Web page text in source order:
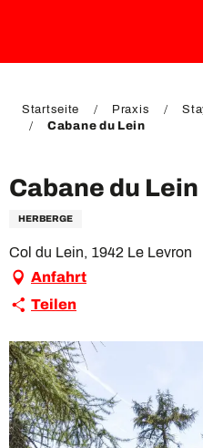
EN
Startseite Praxis
Cabane du Lein
Cabane du Lein
HERBERGE
Col du Lein, 1942 Le Levron
Anfahrt
Teilen